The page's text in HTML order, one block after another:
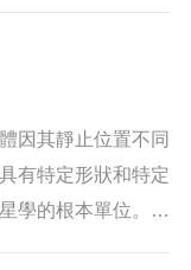
、己、庚、辛，在
現，即為日元，
因其靜止位置不同
有特定形狀和特定
學的根本單位。占